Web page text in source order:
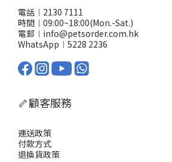
電話︱2130 7111
時間︱09:00~18:00(Mon.-Sat.)
電郵︱info@petsorder.com.hk
WhatsApp︱ 5228 2236
🦴顧客服務
運送政策
付款方式
退換貨政策